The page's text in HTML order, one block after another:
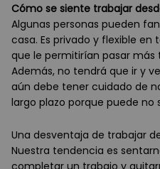
Cómo se siente trabajar
Algunas personas pueden
casa. Es privado y flexible
que le permitirían pasar
Además, no tendrá que ir y
aún debe tener cuidado de
largo plazo porque puede no
Una desventaja de trabajar
Nuestra tendencia es
completar un trabajo y